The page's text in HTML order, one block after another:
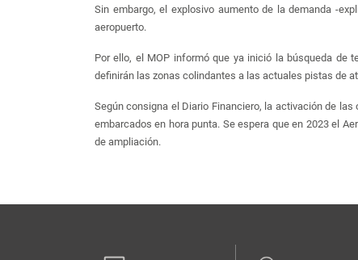
Sin embargo, el explosivo aumento de la demanda -
aeropuerto.
Por ello, el MOP informó que ya inició la búsqueda de
definirán las zonas colindantes a las actuales pistas de
Según consigna el Diario Financiero, la activación de
embarcados en hora punta. Se espera que en 2023 el
de ampliación.